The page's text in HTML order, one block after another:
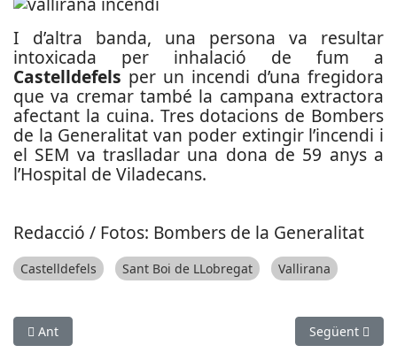
I d’altra banda, una persona va resultar
intoxicada per inhalació de fum a
Castelldefels per un incendi d’una fregidora
que va cremar també la campana extractora
afectant la cuina. Tres dotacions de Bombers
de la Generalitat van poder extingir l’incendi i
el SEM va traslladar una dona de 59 anys a
l’Hospital de Viladecans.
Redacció / Fotos: Bombers de la Generalitat
Castelldefels Sant Boi de LLobregat Vallirana
Article anterior: La Guàrdia Civil intervé més de 2,7 quilos de
Ant Article
Següent